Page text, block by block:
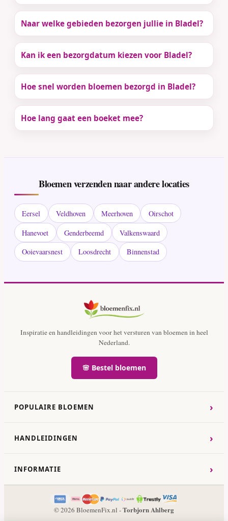
Naar welke gebieden bezorgen jullie in Bladel?
Kan ik een bezorgdatum kiezen voor Bladel?
Hoe snel worden bloemen bezorgd in Bladel?
Hoe lang gaat een boeket mee?
Bloemen verzenden naar andere locaties
Eersel Veldhoven Meerhoven
Oirschot
Hanevoet
Genderbeemd
Valkenswaard
Ooievaarsnest
Loosdrecht Binnenstad
Inspiratie en handleidingen voor het versturen van bloemen in heel
Nederland.
🌸 Bestel bloemen
POPULAIRE BLOEMEN ›
HANDLEIDINGEN ›
INFORMATIE ›
© 2026 BloemenFix.nl -Torbjorn Ahlberg